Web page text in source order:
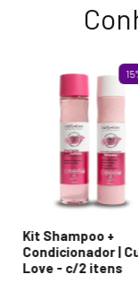
15
Kit Shampoo +
Condicionador |
Love - c/2 itens